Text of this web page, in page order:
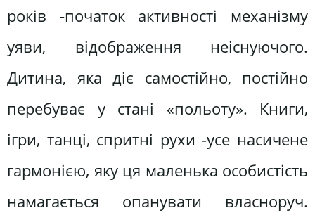
років -початок активності механізму
уяви, відображення неіснуючого.
Дитина, яка діє самостійно, постійно
перебуває у стані «польоту». Книги,
ігри, танці, спритні рухи -усе насичене
гармонією, яку ця маленька особистість
намагається опанувати власноруч.